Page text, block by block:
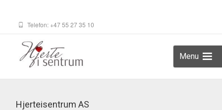
Telefon: +47 55 27 35 10
Menu
Søk
etter:
Hjerteisentrum AS